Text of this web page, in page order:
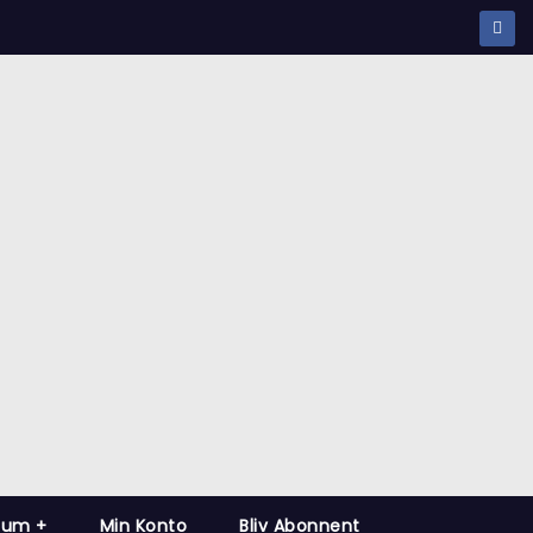
+ Min Konto Bliv Abonnent